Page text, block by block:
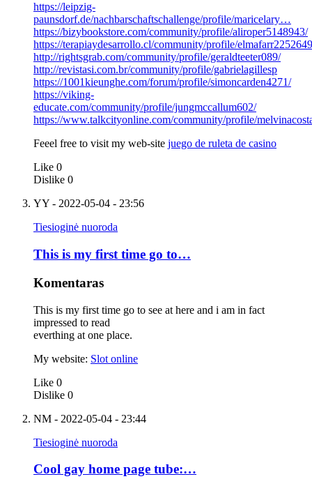
https://leipzig-
paunsdorf.de/nachbarschaftschallenge/profile/maricelary…
https://bizybookstore.com/community/profile/aliroper5148943/
https://terapiaydesarrollo.cl/community/profile/
http://rightsgrab.com/community/profile/geraldteeter089/
http://revistasi.com.br/community/profile/gabrielagillesp
https://1001kieunghe.com/forum/profile/simoncarden4271/
https://viking-
educate.com/community/profile/jungmccallum602/
https://www.talkcityonline.com/community/profile/
Feeel free to visit my web-site juego de ruleta de casino
Like 0
Dislike 0
YY - 2022-05-04 - 23:56
Tiesioginė nuoroda
This is my first time go to…
Komentaras
This is my first time go to see at here and i am in fact
impressed to read
everthing at one place.
My website: Slot online
Like 0
Dislike 0
NM - 2022-05-04 - 23:44
Tiesioginė nuoroda
Cool gay home page tube:…